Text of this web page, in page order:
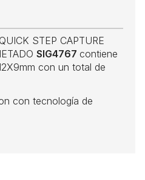
STEP CAPTURE
SIG4767 contiene
con un total de
con tecnología de